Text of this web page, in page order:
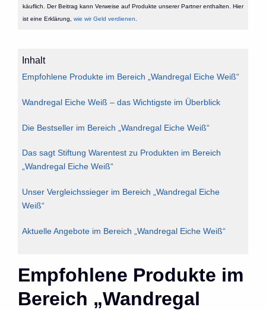
käuflich. Der Beitrag kann Verweise auf Produkte unserer Partner enthalten. Hier
ist eine Erklärung, wie wir Geld verdienen
Inhalt
Empfohlene Produkte im Bereich „Wandregal Eiche Weiß“
Wandregal Eiche Weiß – das Wichtigste im Überblick
Die Bestseller im Bereich „Wandregal Eiche Weiß“
Das sagt Stiftung Warentest zu Produkten im Bereich
„Wandregal Eiche Weiß“
Unser Vergleichssieger im Bereich „Wandregal Eiche
Weiß“
Aktuelle Angebote im Bereich „Wandregal Eiche Weiß“
Empfohlene Produkte im
Bereich „Wandregal